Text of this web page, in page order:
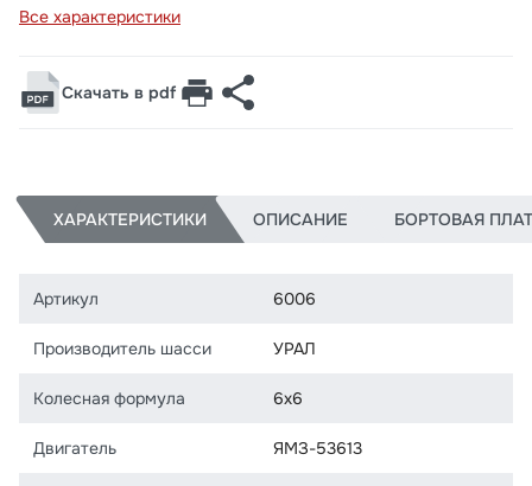
Все характеристики
Скачать в pdf
ХАРАКТЕРИСТИКИ ОПИСАНИЕ БОРТОВАЯ
Артикул 6006
Производитель шасси УРАЛ
Колесная формула 6х6
Двигатель ЯМЗ-53613